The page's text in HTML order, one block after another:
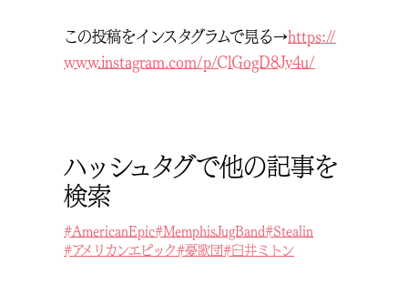
この投稿をインスタグラムで見る→https://
www.instagram.com/p/ClGogD8Jv4u/
ハッシュタグで他の記事を
検索
AmericanEpic MemphisJugBand Stealin
アメリカンエピック 憂歌団 臼井ミトン